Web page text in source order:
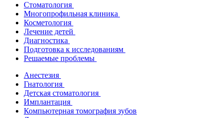
Стоматология
Многопрофильная клиника
Косметология
Лечение детей
Диагностика
Подготовка к исследованиям
Решаемые проблемы
Анестезия
Гнатология
Детская стоматология
Имплантация
Компьютерная томография зубов